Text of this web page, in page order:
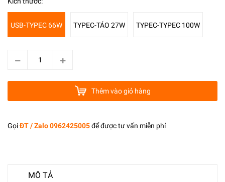
USB-TYPEC 66W TYPEC-TÁO 27W TYPEC-TYPEC 100W
Thêm vào giỏ hàng
GọiĐT / Zalo 0962425005để được tư vấn miễn phí
MÔ TẢ